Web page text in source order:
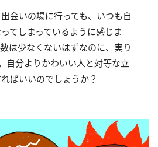
会いの場に行っても、いつも自
てしまっているように感じま
は少なくないはずなのに、実り
自分よりかわいい人と対等な立
ばいいのでしょうか？